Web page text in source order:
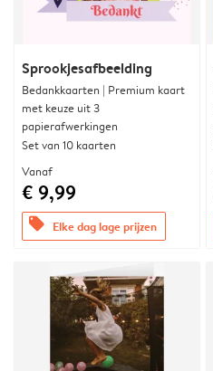
Sprookjesafbeelding
Bedankkaarten | Premium kaart
met keuze uit 3
papierafwerkingen
Set van 10 kaarten
Vanaf
€ 9,99
offers Elke dag lage prijzen